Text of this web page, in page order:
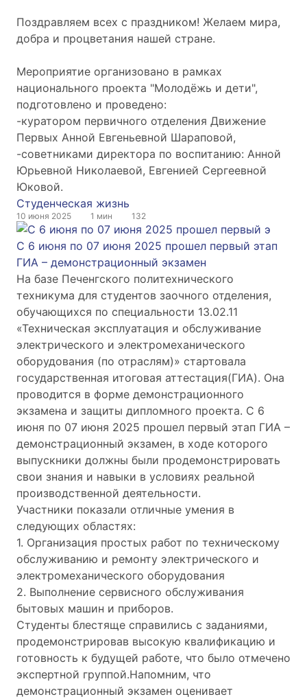
Поздравляем всех с праздником! Желаем мира,
добра и процветания нашей стране.
Мероприятие организовано в рамках
национального проекта "Молодёжь и дети",
подготовлено и проведено:
-куратором первичного отделения Движение
Первых Анной Евгеньевной Шараповой,
-советниками директора по воспитанию: Анной
Юрьевной Николаевой, Евгенией Сергеевной
Юковой.
Студенческая жизнь
10 июня 2025 1 мин 132
С 6 июня по 07 июня 2025 прошел первый этап
ГИА – демонстрационный экзамен
На базе Печенгского политехнического
техникума для студентов заочного отделения,
обучающихся по специальности 13.02.11
«Техническая эксплуатация и обслуживание
электрического и электромеханического
оборудования (по отраслям)» стартовала
государственная итоговая аттестация(ГИА). Она
проводится в форме демонстрационного
экзамена и защиты дипломного проекта. С 6
июня по 07 июня 2025 прошел первый этап ГИА –
демонстрационный экзамен, в ходе которого
выпускники должны были продемонстрировать
свои знания и навыки в условиях реальной
производственной деятельности.
Участники показали отличные умения в
следующих областях:
1. Организация простых работ по техническому
обслуживанию и ремонту электрического и
электромеханического оборудования
2. Выполнение сервисного обслуживания
бытовых машин и приборов.
Студенты блестяще справились с заданиями,
продемонстрировав высокую квалификацию и
готовность к будущей работе, что было отмечено
экспертной группой.Напомним, что
демонстрационный экзамен оценивает